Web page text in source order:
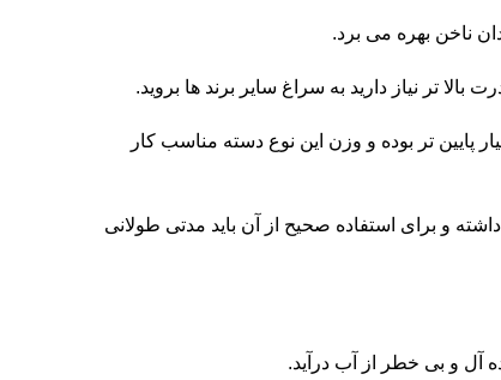
ناخن بهره می برد.
بسیار پایین تر بوده و وزن این نوع دسته مناسب کار
و برای استفاده صحیح از آن باید مدتی طولانی
آل و بی خطر از آب درآید.